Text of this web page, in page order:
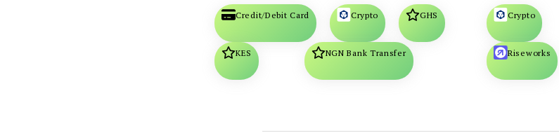
Credit/Debit Card Crypto GHS
KES NGN Bank Transfer
Crypto
Riseworks